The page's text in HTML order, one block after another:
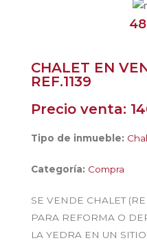
CHALET EN
REF.1139
Precio venta:
Tipo de inmueble:
Categoría: Compra
SE VENDE CHALET
PARA REFORMA O
LA YEDRA EN UN